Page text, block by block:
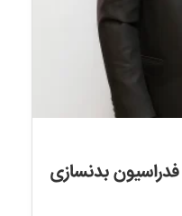
بدنسازی